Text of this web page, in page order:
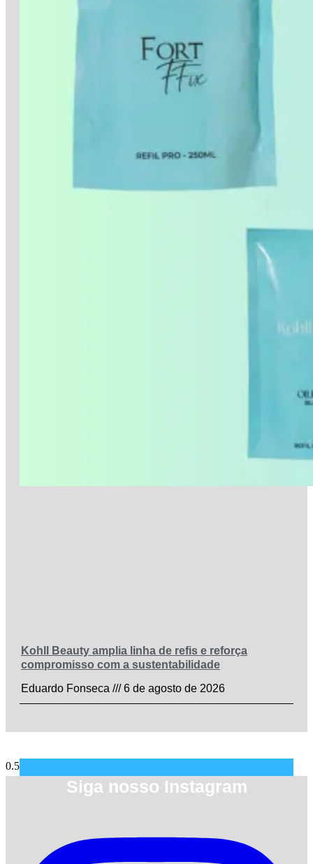
Kohll Beauty amplia linha de refis e reforça
compromisso com a sustentabilidade
Eduardo Fonseca
6 de agosto de 2026
Siga nosso Instagram